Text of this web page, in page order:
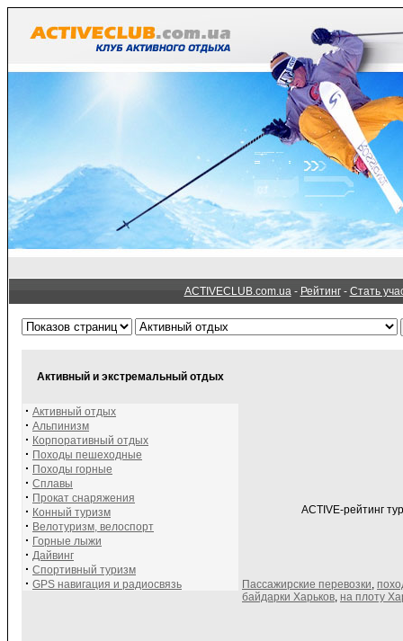
ACTIVECLUB.com.ua- Рейтинг- Стать
Активный и экстремальный отдых
· Активный отдых
· Альпинизм
· Корпоративный отдых
· Походы пешеходные
· Походы горные
· Сплавы
· Прокат снаряжения
· Конный туризм
· Велотуризм, велоспорт
· Горные лыжи
· Дайвинг
· Спортивный туризм
· GPS навигация и радиосвязь
ACTIVE-рейтинг
Пассажирские перевозки,
байдарки Харьков, на плоту